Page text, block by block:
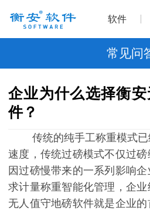
软件
常见问
企业为什么选择衡
件？
传统的纯手工称重模式已
速度，传统过磅模式不仅过
因过磅慢带来的一系列影响
求计量称重智能化管理，企
无人值守地磅软件就是企业